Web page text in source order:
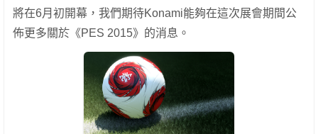
將在6月初開幕，我們期待Konami能夠在這次​​展會期間公
佈更多關於《PES 2015》的消息。